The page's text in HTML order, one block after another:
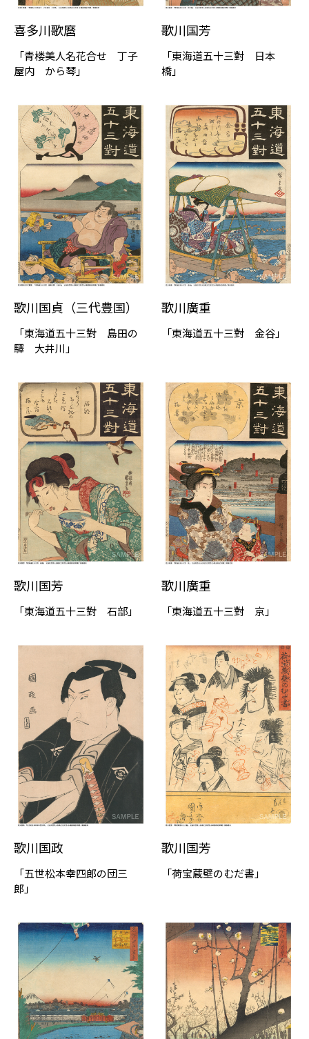
喜多川歌麿
「⻘楼美⼈名花合せ 丁子
屋内 から琴」
歌川国芳
「東海道五十三對 日本
橋」
歌川国貞（三代豊国）
「東海道五十三對 島田の
驛 大井川」
歌川廣重
「東海道五十三對 金谷」
歌川国芳
「東海道五十三對 石部」
歌川廣重
「東海道五十三對 京」
歌川国政
「五世松本幸四郎の団三
郎」
歌川国芳
「荷宝蔵壁のむだ書」